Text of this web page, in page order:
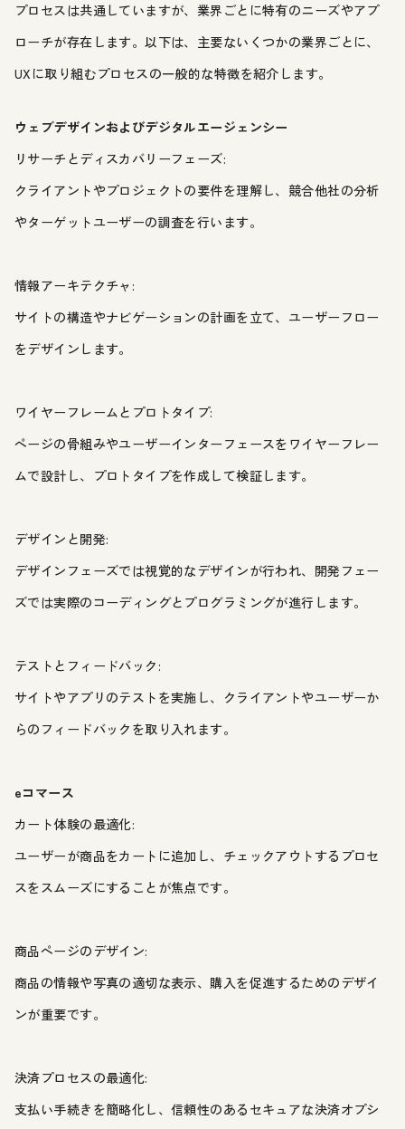
プロセスは共通していますが、業界ごとに特有のニーズやアプ
ローチが存在します。以下は、主要ないくつかの業界ごとに、
UXに取り組むプロセスの一般的な特徴を紹介します。
ウェブデザインおよびデジタルエージェンシー
リサーチとディスカバリーフェーズ:
クライアントやプロジェクトの要件を理解し、競合他社の分析
やターゲットユーザーの調査を行います。
情報アーキテクチャ:
サイトの構造やナビゲーションの計画を立て、ユーザーフロー
をデザインします。
ワイヤーフレームとプロトタイプ:
ページの骨組みやユーザーインターフェースをワイヤーフレー
ムで設計し、プロトタイプを作成して検証します。
デザインと開発:
デザインフェーズでは視覚的なデザインが行われ、開発フェー
ズでは実際のコーディングとプログラミングが進行します。
テストとフィードバック:
サイトやアプリのテストを実施し、クライアントやユーザーか
らのフィードバックを取り入れます。
eコマース
カート体験の最適化:
ユーザーが商品をカートに追加し、チェックアウトするプロセ
スをスムーズにすることが焦点です。
商品ページのデザイン:
商品の情報や写真の適切な表示、購入を促進するためのデザイ
ンが重要です。
決済プロセスの最適化:
支払い手続きを簡略化し、信頼性のあるセキュアな決済オプシ